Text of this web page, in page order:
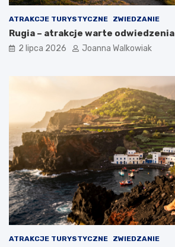
ATRAKCJE TURYSTYCZNE ZWIEDZANIE
Rugia – atrakcje warte odwiedzenia
2 lipca 2026 Joanna Walkowiak
ATRAKCJE TURYSTYCZNE ZWIEDZANIE